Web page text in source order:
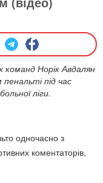
команд Норік Авдалян
під час
ліги.
одночасно з
коментаторів,